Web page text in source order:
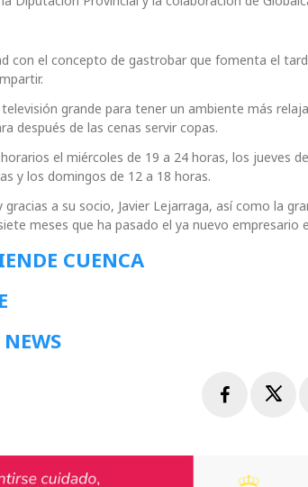
con el concepto de gastrobar que fomenta el
grande para tener un ambiente más
después de las cenas servir copas.
el miércoles de 19 a 24 horas, los jueves
y los domingos de 12 a 18 horas.
a su socio, Javier Lejarraga, así como la
meses que ha pasado el ya nuevo empresario
CUENCA
Facebook